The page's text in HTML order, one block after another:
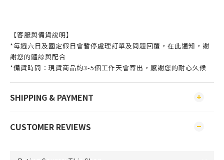
【客服與備貨說明】
*每週六日及國定假日會暫停處理訂單及問題回覆，在此通知，謝
謝您的體諒與配合
*備貨時間：現貨商品約3-5個工作天會寄出，感謝您的耐心久候
SHIPPING & PAYMENT
CUSTOMER REVIEWS